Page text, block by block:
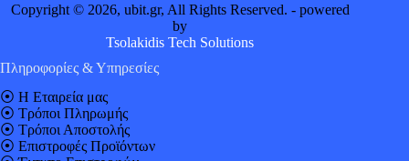
Copyright © 2026, ubit.gr, All Rights Reserved. - powered
by
Tsolakidis Tech Solutions
Πληροφορίες & Υπηρεσίες
⦿ Η Εταιρεία μας
⦿ Τρόποι Πληρωμής
⦿ Τρόποι Αποστολής
⦿ Επιστροφές Προϊόντων